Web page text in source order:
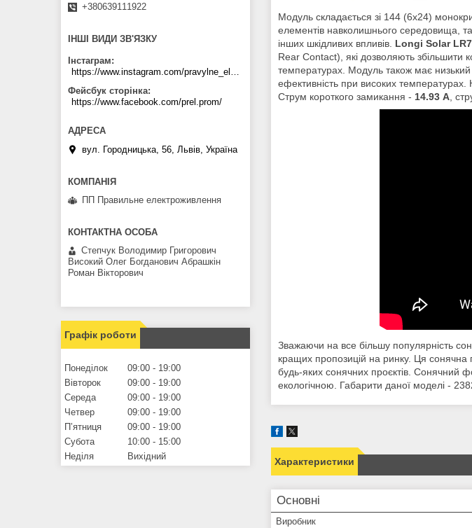
Модуль складається зі 144 (6х24)
елементів навколишнього середовища,
інших шкідливих впливів. Longi Solar
Rear Contact), які дозволяють збільшити
температурах. Модуль також має низький
ефективність при високих
Струм короткого замикання - 14.93 А,
Зважаючи на все більшу популярність
кращих пропозицій на ринку. Ця сонячна
будь-яких сонячних проєктів. Сонячний
екологічною. Габарити даної моделі -
Характеристики
Основні
Виробник
+380639111922
ІНШІ ВИДИ ЗВ'ЯЗКУ
Інстаграм
https://www.instagram.com/pravylne_electrozhyvlennya/
Фейсбук сторінка
https://www.facebook.com/prel.prom/
вул. Городницька, 56, Львів, Україна
ПП Правильне електроживлення
Степчук Володимир Григорович
Високий Олег Богданович Абрашкін
Роман Вікторович
Графік роботи
Понеділок 09:00
19:00
Вівторок
09:00
19:00
Середа
09:00
19:00
Четвер
09:00
19:00
Пʼятниця
09:00
19:00
Субота
10:00
15:00
Неділя
Вихідний